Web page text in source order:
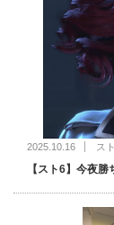
2025.10.16 ス
【スト6】今夜